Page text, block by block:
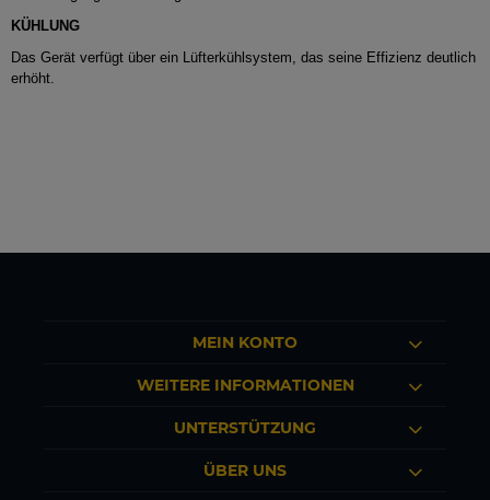
KÜHLUNG
Das Gerät verfügt über ein Lüfterkühlsystem, das seine Effizienz deutlich
erhöht.
MEIN KONTO
WEITERE INFORMATIONEN
UNTERSTÜTZUNG
ÜBER UNS